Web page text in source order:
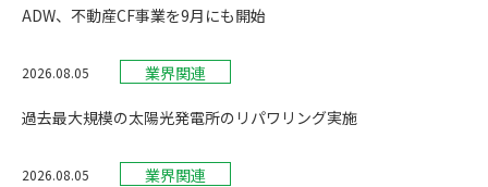
ADW、不動産CF事業を9月にも開始
2026.08.05 業界関連
過去最大規模の太陽光発電所のリパワリング実施
2026.08.05 業界関連